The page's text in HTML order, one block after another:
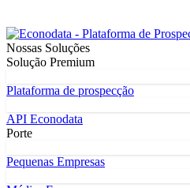
Nossas Soluções
Solução Premium
Plataforma de prospecção
API Econodata
Porte
Pequenas Empresas